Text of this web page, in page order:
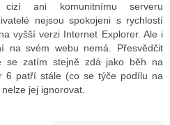
cizí ani komunitnímu serveru
nejsou spokojeni s rychlostí
vyšší verzi Internet Explorer. Ale i
na svém webu nemá. Přesvědčit
se zatím stejně zdá jako běh na
6 patří stále (co se týče podílu na
jej ignorovat.